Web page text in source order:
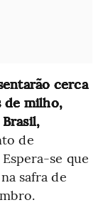
cerca
de milho,
de
se que
safra de